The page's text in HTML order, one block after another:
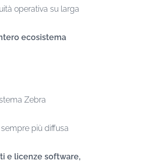
operativa su larga
ecosistema
Zebra
più diffusa
e licenze software,